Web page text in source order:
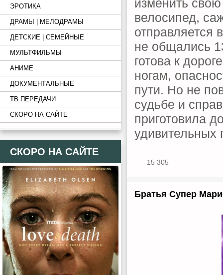
ЭРОТИКА
ДРАМЫ | МЕЛОДРАМЫ
ДЕТСКИЕ | СЕМЕЙНЫЕ
МУЛЬТФИЛЬМЫ
АНИМЕ
ДОКУМЕНТАЛЬНЫЕ
ТВ ПЕРЕДАЧИ
СКОРО НА САЙТЕ
СКОРО НА САЙТЕ
изменить
велосипед,
отправляется
не общались
готова к
ногам,
пути. Но не
судьбе и
приготовила
удивительных
15 305
Братья Супер